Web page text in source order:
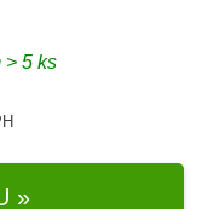
> 5 ks
»